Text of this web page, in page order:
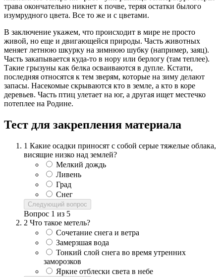
трава окончательно никнет к почве, теряя остатки былого
изумрудного цвета. Все то же и с цветами.
В заключение укажем, что происходит в мире не просто
живой, но еще и двигающейся природы. Часть животных
меняет летнюю шкурку на зимнюю шубку (например, заяц).
Часть закапывается куда-то в нору или берлогу (там теплее).
Такие грызуны как белка осваиваются в дупле. Кстати,
последняя относятся к тем зверям, которые на зиму делают
запасы. Насекомые скрываются кто в земле, а кто в коре
деревьев. Часть птиц улетает на юг, а другая ищет местечко
потеплее на Родине.
Тест для закрепления материала
1 Какие осадки приносят с собой серые тяжелые облака,
висящие низко над землей?
Мелкий дождь
Ливень
Град
Снег
Следующий вопрос
Вопрос 1 из 5
2 Что такое метель?
Сочетание снега и ветра
Замерзшая вода
Тонкий слой снега во время утренних
заморозков
Яркие отблески света в небе